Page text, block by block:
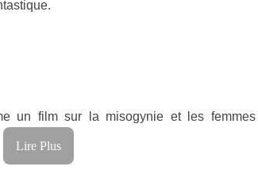
un film sur la misogynie et les
Lire Plus